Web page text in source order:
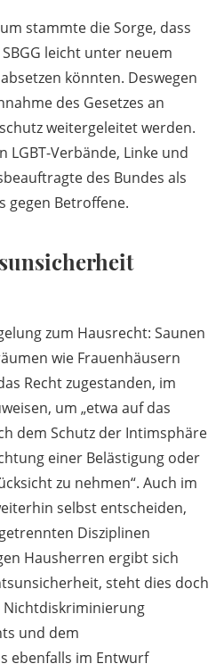
stammte die Sorge, dass
leicht unter neuem
könnten. Deswegen
des Gesetzes an
weitergeleitet werden.
LGBT-Verbände, Linke und
des Bundes als
gegen Betroffene.
zum Hausrecht: Saunen
wie Frauenhäusern
Recht zugestanden, im
um „etwa auf das
dem Schutz der Intimsphäre
einer Belästigung oder
zu nehmen“. Auch im
selbst entscheiden,
Disziplinen
Hausherren ergibt sich
steht dies doch
und dem
ebenfalls im Entwurf